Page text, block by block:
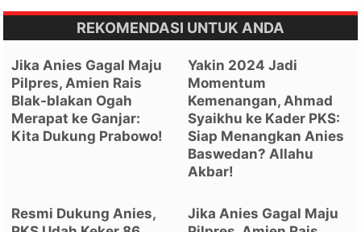
REKOMENDASI UNTUK ANDA
Jika Anies Gagal Maju
Pilpres, Amien Rais
Blak-blakan Ogah
Merapat ke Ganjar:
Kita Dukung Prabowo!
Yakin 2024 Jadi
Momentum
Kemenangan, Ahmad
Syaikhu ke Kader PKS:
Siap Menangkan Anies
Baswedan? Allahu
Akbar!
Resmi Dukung Anies,
Jika Anies Gagal Maju